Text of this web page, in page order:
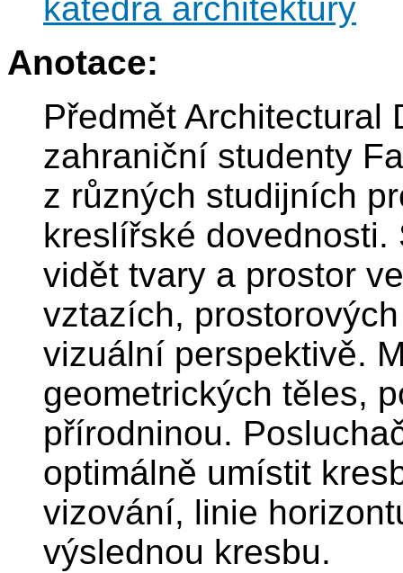
katedra architektury
Anotace:
Předmět Architectural
zahraniční studenty
z různých studijních
kreslířské
vidět tvary a prostor
vztazích,
vizuální perspektivě.
geometrických těles,
přírodninou.
optimálně umístit
vizování, linie
výslednou kresbu.